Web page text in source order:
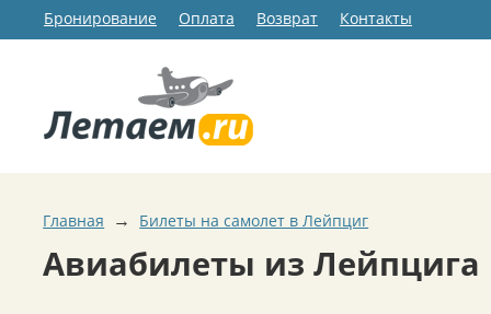
Бронирование Оплата Возврат Контакты
Главная → Билеты на самолет в Лейпциг
Авиабилеты из Лейпцига